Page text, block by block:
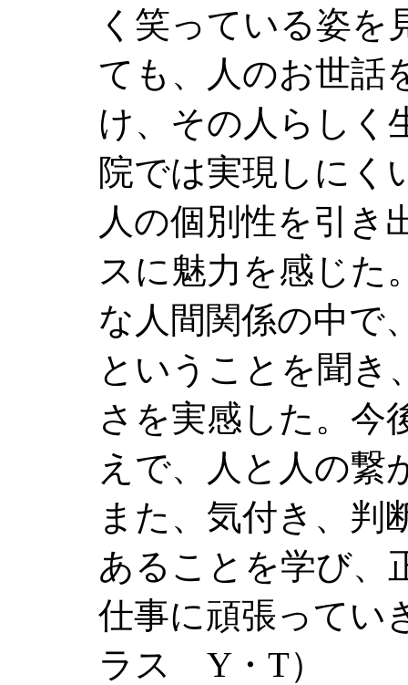
く笑っている姿を
ても、人のお世話
け、その人らしく
院では実現しにく
人の個別性を引き
スに魅力を感じた
な人間関係の中で
ということを聞き
さを実感した。今
えで、人と人の繋
また、気付き、判
あることを学び、
仕事に頑張ってい
ラス Y・T）